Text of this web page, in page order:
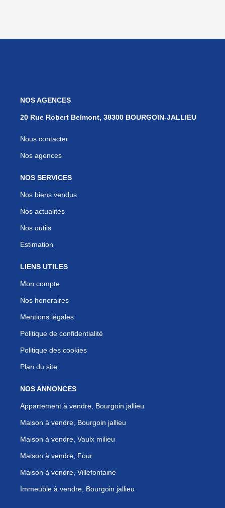
NOS AGENCES
20 Rue Robert Belmont, 38300 BOURGOIN-JALLIEU
Nous contacter
Nos agences
NOS SERVICES
Nos biens vendus
Nos actualités
Nos outils
Estimation
LIENS UTILES
Mon compte
Nos honoraires
Mentions légales
Politique de confidentialité
Politique des cookies
Plan du site
NOS ANNONCES
Appartement à vendre, Bourgoin jallieu
Maison à vendre, Bourgoin jallieu
Maison à vendre, Vaulx milieu
Maison à vendre, Four
Maison à vendre, Villefontaine
Immeuble à vendre, Bourgoin jallieu